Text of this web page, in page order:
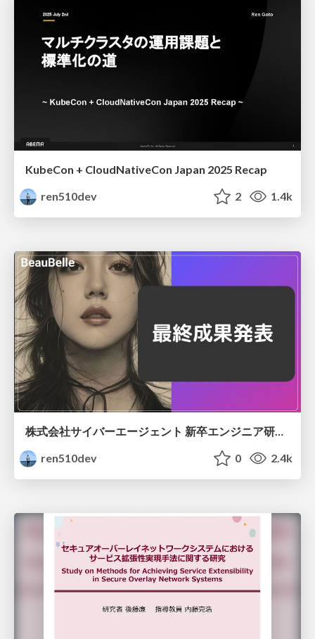
KubeCon + CloudNativeCon Japan 2025 Recap
ren510dev
2 1.4k
株式会社サイバーエージェント 新卒エンジニア研修 最終成果発表資料
ren510dev
0 2.4k